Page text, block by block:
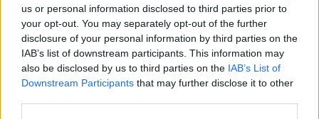
us or personal information disclosed to third parties prior to
your opt-out. You may separately opt-out of the further
disclosure of your personal information by third parties on the
IAB’s list of downstream participants. This information may
also be disclosed by us to third parties on the IAB’s List of
Downstream Participants that may further disclose it to other
A agenda inclui ainda a Lagarada Tradicional, em
setembro, a Feira do Vinho e do Azeite, em outubro, e
o Festival dos Produtos Durienses, em novembro,
eventos que reforçam a promoção dos produtos
regionais e da identidade cultural do concelho.